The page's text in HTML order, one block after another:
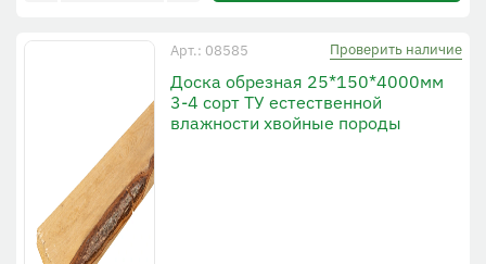
Арт.: 08585 Проверить наличие
Доска обрезная 25*150*4000мм
3-4 сорт ТУ естественной
влажности хвойные породы